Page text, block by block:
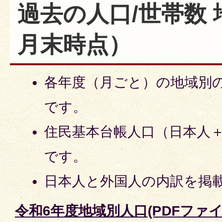
過去の人口/世帯数
月末時点）
各年度（月ごと）の地域別
です。
住民基本台帳人口（日本人
です。
日本人と外国人の内訳を掲
令和6年度地域別人口(PDFファ